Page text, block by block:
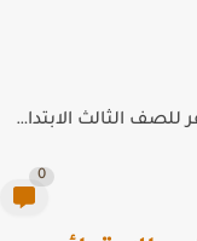
تحميل مذكرة ديسكفر للصف الثالث الابتدائي ترم أول 2026 PDF